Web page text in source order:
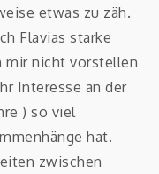
etwas zu zäh.
Flavias starke
mir nicht vorstellen
Interesse an der
) so viel
hat.
zwischen